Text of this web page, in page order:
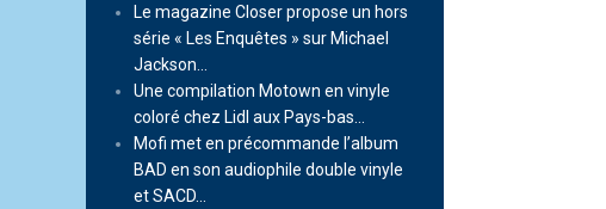
Le magazine Closer propose un hors
série « Les Enquêtes » sur Michael
Jackson…
Une compilation Motown en vinyle
coloré chez Lidl aux Pays-bas…
Mofi met en précommande l’album
BAD en son audiophile double vinyle
et SACD…